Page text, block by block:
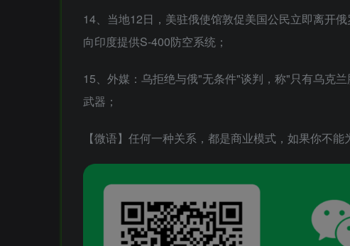
14、当地12日，美驻俄使馆敦促美国公民立即离开
向印度提供S-400防空系统；
15、外媒：乌拒绝与俄"无条件"谈判，称"只有乌克
武器；
【微语】任何一种关系，都是商业模式，如果你不